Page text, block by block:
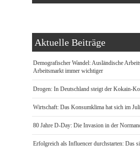
Aktuelle Beiträge
Demografischer Wandel: Ausländische
Arbeitsmarkt immer wichtiger
Drogen: In Deutschland steigt der Kokain-
Wirtschaft: Das Konsumklima hat sich im
80 Jahre D-Day: Die Invasion in der
Erfolgreich als Influencer durchstarten: Das